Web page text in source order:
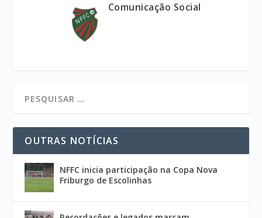
Comunicação Social
OUTRAS NOTÍCIAS
NFFC inicia participação na Copa Nova
Friburgo de Escolinhas